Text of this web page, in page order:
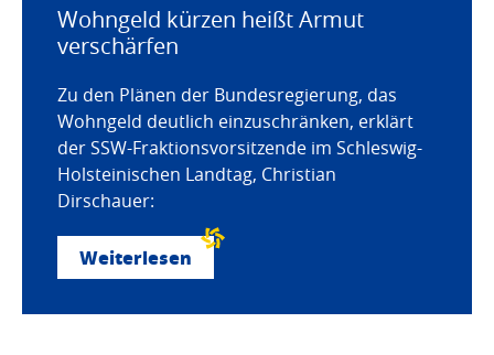
Wohngeld kürzen heißt Armut
verschärfen
Zu den Plänen der Bundesregierung, das
Wohngeld deutlich einzuschränken, erklärt
der SSW-Fraktionsvorsitzende im Schleswig-
Holsteinischen Landtag, Christian
Dirschauer:
Weiterlesen